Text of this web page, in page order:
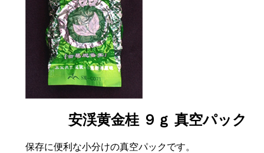
安渓黄金桂 ９ｇ 真空パック
保存に便利な小分けの真空パックです。